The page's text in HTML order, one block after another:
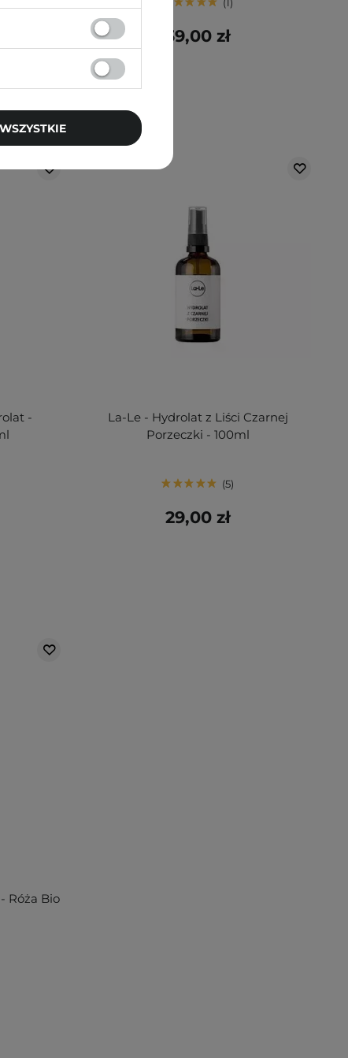
39,00 zł
-
La-Le - Hydrolat z Liści Czarnej
Porzeczki - 100ml
5
29,00 zł
Róża Bio